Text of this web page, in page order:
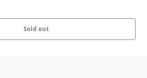
Sold out